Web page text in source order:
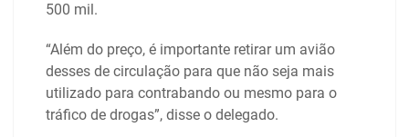
500 mil.
“Além do preço, é importante retirar um avião
desses de circulação para que não seja mais
utilizado para contrabando ou mesmo para o
tráfico de drogas”, disse o delegado.